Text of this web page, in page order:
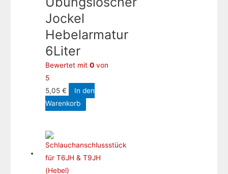
Jockel
Hebelarmatur
6Liter
Bewertet mit0 von
5
5,05€
In den
Warenkorb